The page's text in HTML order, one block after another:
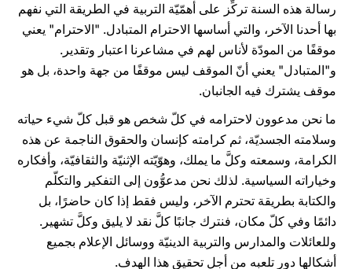
رسالة هذه السنة تركِّز على أهمّيّة التربية في الطريقة التي نفهم
بها أحدنا الآخر، والتي أساسها الاحترام المتبادل. "الاحترام" يعني
موقفًا من المودّة لأناس لهم في مشاعرنا اعتبار وتقدير.
و"المتبادل" يعني أنّ الموقف ليس موقفًا من جهة واحدة، بل هو
موقف يشترك فيه الجانبان.
ما نحن مدعوون لاحترامه في كلّ شخص هو قبل كلّ شيء حياته
وسلامته الجسديّة، ثم كرامته كإنسان والحقوق الناجمة عن هذه
الكرامة، وسمعته وكلَّ ما يملك، وهوّيّته الإثنيّة والثقافيّة، وأفكاره
وخياراته السياسية. لذلك نحن مدعوُّون إلى التفكير والتكلّم
والكتابة بطريقة تحترم الآخر، وليس فقط إذا كان حاضرًا، بل
دائمًا وفي كلّ مكان، فنترك جانبًا كلَّ نقد لا يليق وكلَّ تشهير.
وللعائلات والمدارس والتربية الدينيّة ووسائل الإعلام بجميع
أشكالها دور تلعبه من أجل تحقيق هذا الهدف.